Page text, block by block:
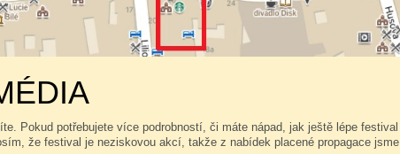
Pokud potřebujete více podrobností, či máte nápad, jak ještě lépe festival
že festival je neziskovou akcí, takže z nabídek placené propagace jsme